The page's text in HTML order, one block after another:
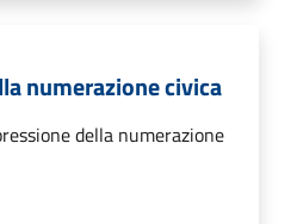
numerazione civica
della numerazione